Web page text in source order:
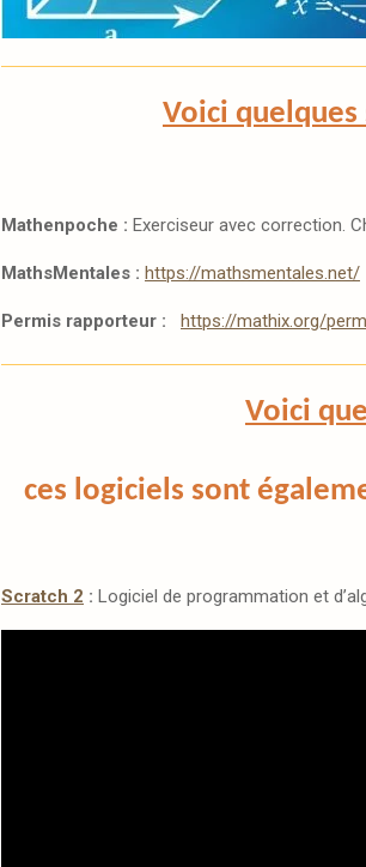
Voici
Mathenpoche : Exerciseur avec correction.
MathsMentales : https://mathsmentales.net/
Permis rapporteur : https://mathix.org/
Voici
ces logiciels sont
Scratch 2 : Logiciel de programmation et